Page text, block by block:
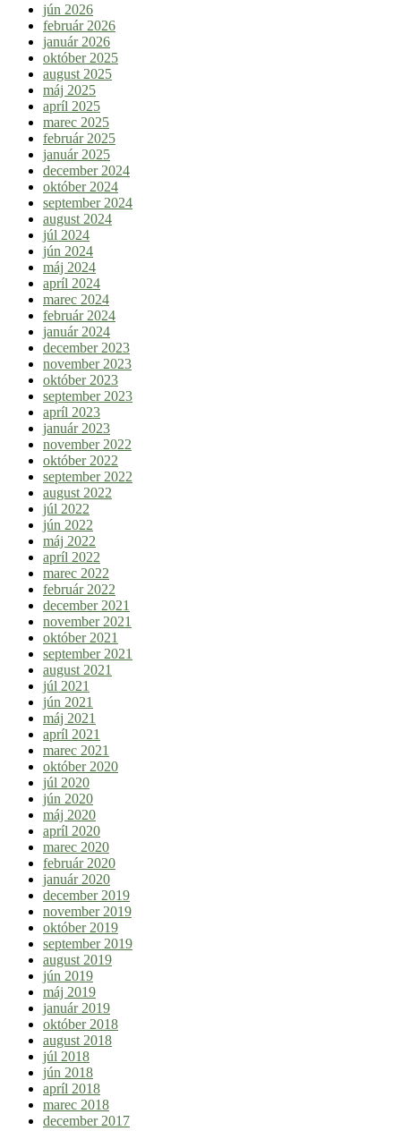
jún 2026
február 2026
január 2026
október 2025
august 2025
máj 2025
apríl 2025
marec 2025
február 2025
január 2025
december 2024
október 2024
september 2024
august 2024
júl 2024
jún 2024
máj 2024
apríl 2024
marec 2024
február 2024
január 2024
december 2023
november 2023
október 2023
september 2023
apríl 2023
január 2023
november 2022
október 2022
september 2022
august 2022
júl 2022
jún 2022
máj 2022
apríl 2022
marec 2022
február 2022
december 2021
november 2021
október 2021
september 2021
august 2021
júl 2021
jún 2021
máj 2021
apríl 2021
marec 2021
október 2020
júl 2020
jún 2020
máj 2020
apríl 2020
marec 2020
február 2020
január 2020
december 2019
november 2019
október 2019
september 2019
august 2019
jún 2019
máj 2019
január 2019
október 2018
august 2018
júl 2018
jún 2018
apríl 2018
marec 2018
december 2017